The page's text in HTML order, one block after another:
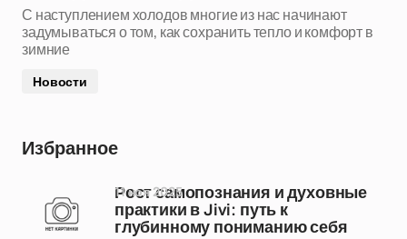
С наступлением холодов многие из нас начинают
задумываться о том, как сохранить тепло и комфорт в
зимние
Новости
Избранное
Рост самопознания и духовные
практики в Jivi: путь к
глубинному пониманию себя
11 ноя 2025